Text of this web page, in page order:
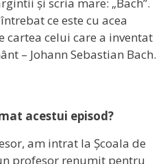
ce este cu acea
cartea celui care a inventat
– Johann Sebastian Bach.
acestui episod?
am intrat la Școala de
profesor renumit pentru